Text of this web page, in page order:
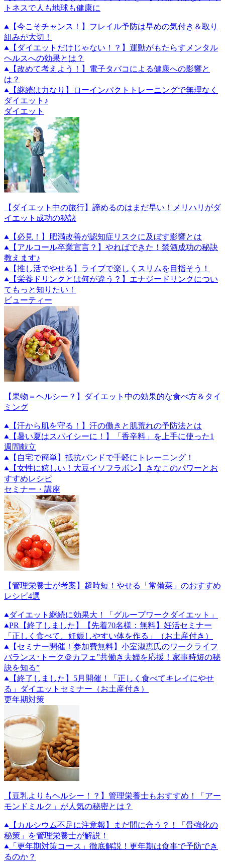
トネスで人も地球も健康に
【今こそチャンス！】フレイル予防は早めの気付き＆取り
組みが大切！
【ダイエットだけじゃない！？】運動がもたらすメンタル
ヘルスへの効果とは？
【改めて考えよう！】電子タバコによる健康への影響と
は？
【継続は力なり】ローインパクトトレーニングで無理なく
ダイエット♪
ダイエット
【ダイエット中の旅行】諦めるのはまだ早い！メリハリがダ
イエット成功の秘訣
【必見！】肥満改善が認知症リスクに及ぼす影響とは
【アルコール卒業宣言？】やればできた！禁酒成功の秘訣
教えます♪
【推し活でやせる】ライブで楽しくスリムを目指そう！
【栄養ドリンクとは何が違う？】エナジードリンクについ
てもっと知りたい！
ビューティー
【果物＝ヘルシー？】ダイエット中の効果的な食べ方＆タイ
ミング
【汗から肌を守る！】汗の働きと肌荒れの予防法とは
【暑い夏はスパイシーに！】「香辛料」を上手に使った1
週間献立
【自宅で簡単】抵抗バンドで手軽にトレーニング！
【女性に嬉しい！大豆イソフラボン】きなこのパワーとお
すすめレシピ
セミナー・講座
【管理栄養士が考案】超時短！やせる「常備菜」のおすすめ
レシピ4選
ダイエット継続に効果大！「グループワークダイエット」
PR
【終了しました】【先着70名様：無料】妊活セミナー
「正しく食べて、妊娠しやすい体を作る」（お土産付き）
【セミナー開催！参加費無料】小室淑恵氏のワークライフ
バランス･トーク＠カフェ”共働き夫婦を応援！家事時短の秘
訣を知る”
【終了しました】5月開催！「正しく食べてキレイにやせ
る」ダイエットセミナー（お土産付き）
更年期対策
【豆乳よりもヘルシー！？】管理栄養士もおすすめ！「アー
モンドミルク」が人気の秘密とは？
【カルシウム不足に注意報】まだ間に合う？！「骨強化の
秘策」を管理栄養士が解説！
「更年期対策コース」徹底解説！更年期は食事で予防でき
るのか？